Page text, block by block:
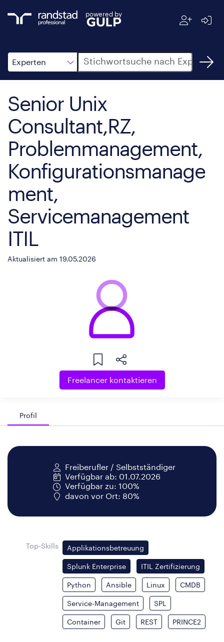
powered by
Experten
Suche
Senior Unix
Consultant,RZ,
Problemmanagement,
Konfigurationsmanage
ment,
Servicemanagement
ITIL
Aktualisiert am 19.05.2026
Freelancer kontaktieren
Profil
Freiberufler / Selbstständiger
Verfügbar ab: 01.07.2026
Verfügbar zu: 100%
davon vor Ort: 80%
Top-Skills Applikationsbetreuung
Splunk Enterprise ITIL Zertifizierung
Python Ansible Linux CMDB
Service-Management SPL
Container Git REST PRINCE2